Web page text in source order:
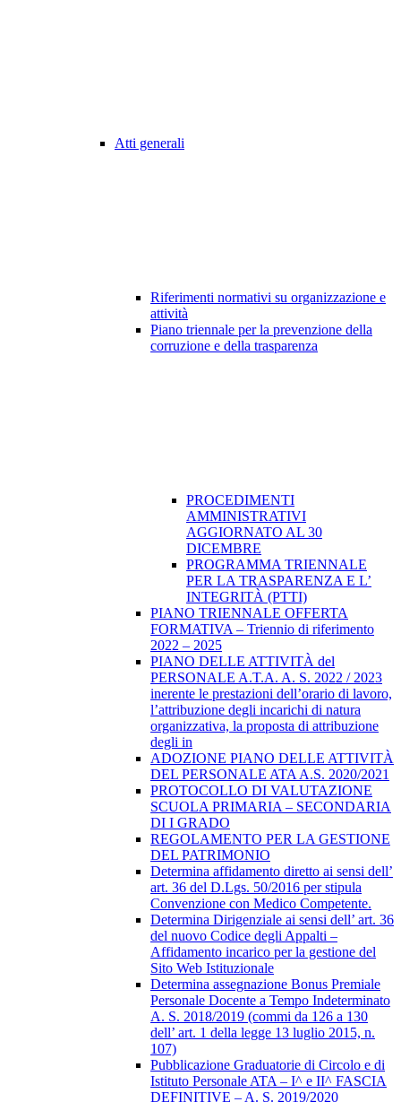
Atti generali
Riferimenti normativi su organizzazione e
attività
Piano triennale per la prevenzione della
corruzione e della trasparenza
PROCEDIMENTI
AMMINISTRATIVI
AGGIORNATO AL 30
DICEMBRE
PROGRAMMA TRIENNALE
PER LA TRASPARENZA E L’
INTEGRITÀ (PTTI)
PIANO TRIENNALE OFFERTA
FORMATIVA – Triennio di riferimento
2022 – 2025
PIANO DELLE ATTIVITÀ del
PERSONALE A.T.A. A. S. 2022 / 2023
inerente le prestazioni dell’orario di lavoro,
l’attribuzione degli incarichi di natura
organizzativa, la proposta di attribuzione
degli in
ADOZIONE PIANO DELLE ATTIVITÀ
DEL PERSONALE ATA A.S. 2020/2021
PROTOCOLLO DI VALUTAZIONE
SCUOLA PRIMARIA – SECONDARIA
DI I GRADO
REGOLAMENTO PER LA GESTIONE
DEL PATRIMONIO
Determina affidamento diretto ai sensi dell’
art. 36 del D.Lgs. 50/2016 per stipula
Convenzione con Medico Competente.
Determina Dirigenziale ai sensi dell’ art. 36
del nuovo Codice degli Appalti –
Affidamento incarico per la gestione del
Sito Web Istituzionale
Determina assegnazione Bonus Premiale
Personale Docente a Tempo Indeterminato
A. S. 2018/2019 (commi da 126 a 130
dell’ art. 1 della legge 13 luglio 2015, n.
107)
Pubblicazione Graduatorie di Circolo e di
Istituto Personale ATA – I^ e II^ FASCIA
DEFINITIVE – A. S. 2019/2020